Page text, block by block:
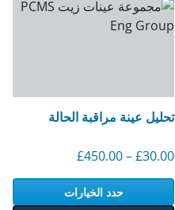
تحليل عينة مراقبة الحالة
£30.00
–
£450.00 النطاق السعري: 30.00 جنيهًا إسترلينيًا إلى 450.00 جنيهًا
حدد الخيارات